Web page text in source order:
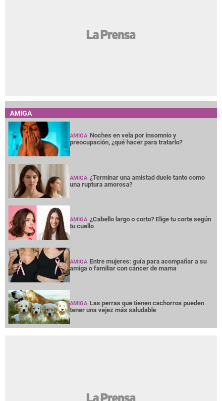
AMIGA
AMIGA Noches en vela por insomnio y
preocupación, ¿qué hacer para tratarlo?
AMIGA ¿Terminar una amistad duele tanto como
una ruptura amorosa?
AMIGA ¿Cabello largo o corto? Elige tu corte según
tu cuello
AMIGA Entre mujeres: guía para acompañar a su
amiga o familiar con cáncer de mama
AMIGA Las perras que tienen cachorros pueden
tener una vejez más saludable